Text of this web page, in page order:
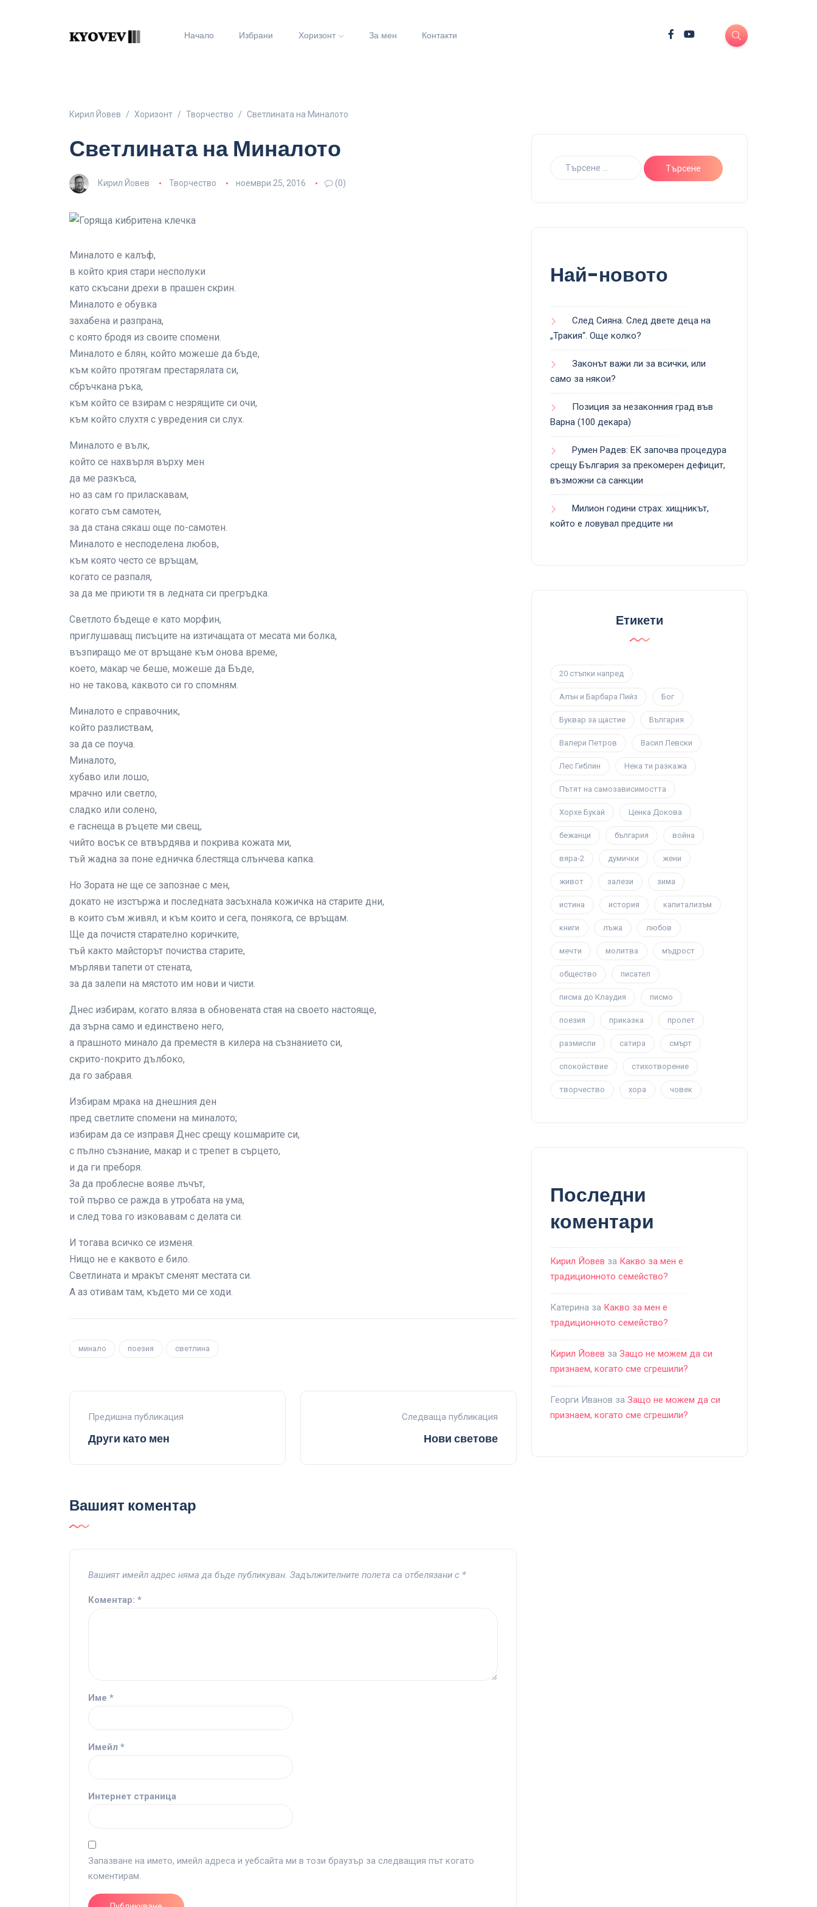
Начало Избрани Хоризонт За мен Контакти
Кирил Йовев Хоризонт Творчество Светлината на Миналото
Светлината на Миналото
Кирил Йовев Творчество ноември 25, 2016 (0)
Миналото е калъф,
в който крия стари несполуки
като скъсани дрехи в прашен скрин.
Миналото е обувка
захабена и разпрана,
с която бродя из своите спомени.
Миналото е блян, който можеше да бъде,
към който протягам престарялата си,
сбръчкана ръка,
към който се взирам с незрящите си очи,
към който слухтя с увредения си слух.
Миналото е вълк,
който се нахвърля върху мен
да ме разкъса,
но аз сам го приласкавам,
когато съм самотен,
за да стана сякаш още по-самотен.
Миналото е несподелена любов,
към която често се връщам,
когато се разпаля,
за да ме приюти тя в ледната си прегръдка.
Светлото бъдеще е като морфин,
приглушаващ писъците на изтичащата от месата ми болка,
възпиращо ме от връщане към онова време,
което, макар че беше, можеше да Бъде,
но не такова, каквото си го спомням.
Миналото е справочник,
който разлиствам,
за да се поуча.
Миналото,
хубаво или лошо,
мрачно или светло,
сладко или солено,
е гаснеща в ръцете ми свещ,
чийто восък се втвърдява и покрива кожата ми,
тъй жадна за поне едничка блестяща слънчева капка.
Но Зората не ще се запознае с мен,
докато не изстържа и последната засъхнала кожичка на старите дни,
в които съм живял, и към които и сега, понякога, се връщам.
Ще да почистя старателно коричките,
тъй както майсторът почиства старите,
мърляви тапети от стената,
за да залепи на мястото им нови и чисти.
Днес избирам, когато вляза в обновената стая на своето настояще,
да зърна само и единствено него,
а прашното минало да преместя в килера на съзнанието си,
скрито-покрито дълбоко,
да го забравя.
Избирам мрака на днешния ден
пред светлите спомени на миналото;
избирам да се изправя Днес срещу кошмарите си,
с пълно съзнание, макар и с трепет в сърцето,
и да ги преборя.
За да проблесне вояве лъчът,
той първо се ражда в утробата на ума,
и след това го изковавам с делата си.
И тогава всичко се изменя.
Нищо не е каквото е било.
Светлината и мракът сменят местата си.
А аз отивам там, където ми се ходи.
минало поезия светлина
Предишна публикация
Други като мен
Следваща публикация
Нови светове
Вашият коментар
Вашият имейл адрес няма да бъде публикуван. Задължителните полета са отбелязани с *
Коментар: *
Име *
Имейл *
Интернет страница
Запазване на името, имейл адреса и уебсайта ми в този браузър за следващия път когато
коментирам.
Най-новото
След Сияна. След двете деца на
„Тракия“. Още колко?
Законът важи ли за всички, или
само за някои?
Позиция за незаконния град във
Варна (100 декара)
Румен Радев: ЕК започва процедура
срещу България за прекомерен дефицит,
възможни са санкции
Милион години страх: хищникът,
който е ловувал предците ни
Етикети
20 стъпки напред
Алън и Барбара Пийз Бог
Буквар за щастие България
Валери Петров Васил Левски
Лес Гиблин Нека ти разкажа
Пътят на самозависимостта
Хорхе Букай Ценка Докова
бежанци българия война
вяра-2 думички жени
живот залези зима
истина история капитализъм
книги лъжа любов
мечти молитва мъдрост
общество писател
писма до Клаудия писмо
поезия приказка пролет
размисли сатира смърт
спокойствие стихотворение
творчество хора човек
Последни
коментари
Кирил Йовев за Какво за мен е
традиционното семейство?
Катерина за Какво за мен е
традиционното семейство?
Кирил Йовев за Защо не можем да си
признаем, когато сме сгрешили?
Георги Иванов за Защо не можем да си
признаем, когато сме сгрешили?